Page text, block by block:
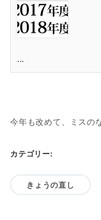
...
今年も改めて、ミスの
カテゴリー:
きょうの直し